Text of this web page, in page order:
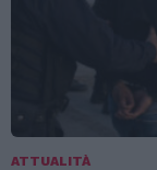
ATTUALITÀ